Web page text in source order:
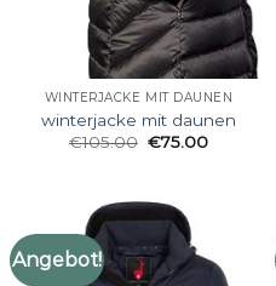
WINTERJACKE MIT DAUNEN
winterjacke mit daunen
€105.00 €75.00
Angebot!